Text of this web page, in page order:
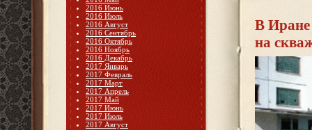
2016 Июнь
2016 Июль
2016 Август
2016 Сентябрь
2016 Октябрь
2016 Ноябрь
2016 Декабрь
2017 Январь
2017 Февраль
2017 Март
2017 Апрель
2017 Май
2017 Июнь
2017 Июль
2017 Август
В Иране
на